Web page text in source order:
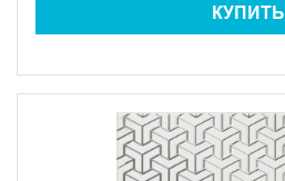
КУПИТЬ